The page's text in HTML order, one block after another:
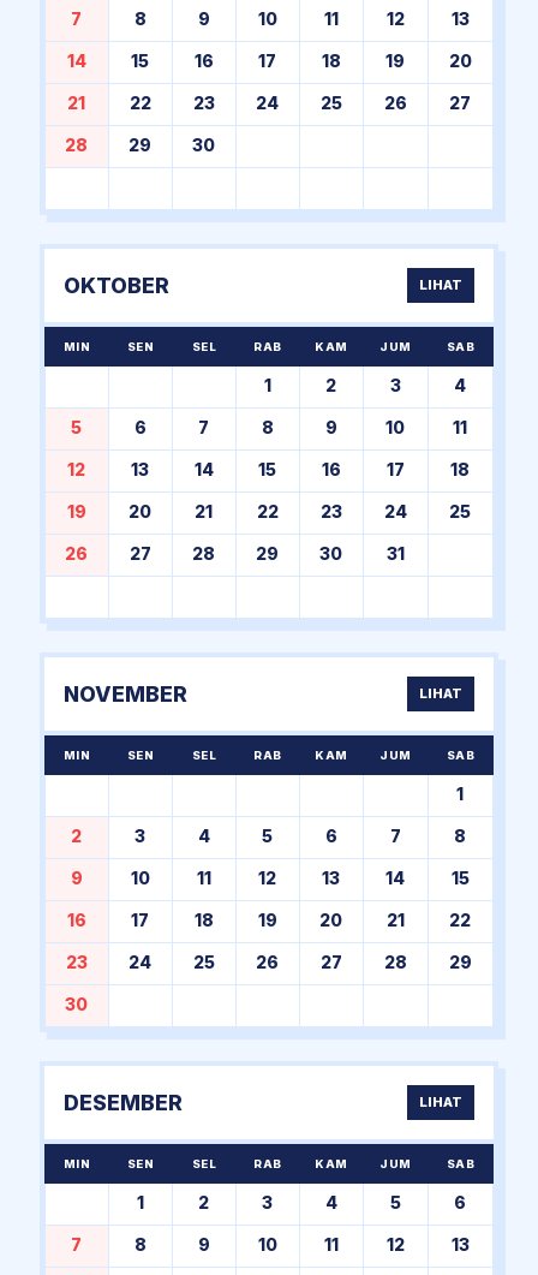
7 8 9 10 11 12 13
14 15 16 17 18 19 20
21 22 23 24 25 26 27
28 29 30
OKTOBER LIHAT
MIN SEN SEL RAB KAM JUM SAB
1 2 3 4
5 6 7 8 9 10 11
12 13 14 15 16 17 18
19 20 21 22 23 24 25
26 27 28 29 30 31
NOVEMBER LIHAT
MIN SEN SEL RAB KAM JUM SAB
1
2 3 4 5 6 7 8
9 10 11 12 13 14 15
16 17 18 19 20 21 22
23 24 25 26 27 28 29
30
DESEMBER LIHAT
MIN SEN SEL RAB KAM JUM SAB
1 2 3 4 5 6
7 8 9 10 11 12 13